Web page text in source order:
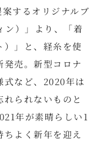
するオリジナルブ
）」より、「着
）」と、経糸を使
売。新型コロナ
式など、2020年は
られないものと
年が素晴らしい1
よく新年を迎え